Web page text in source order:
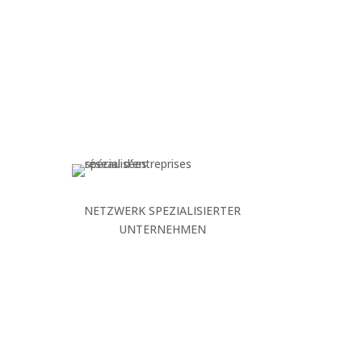
NETZWERK SPEZIALISIERTER
UNTERNEHMEN